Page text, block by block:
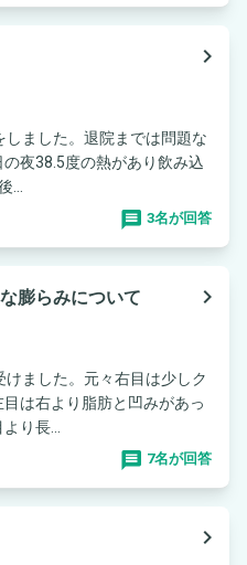
navigate_next
ました。退院までは問題な
夜38.5度の熱があり飲み込
...
3名が回答
膨らみについて
navigate_next
ました。元々右目は少しク
は右より脂肪と凹みがあっ
り長...
7名が回答
navigate_next